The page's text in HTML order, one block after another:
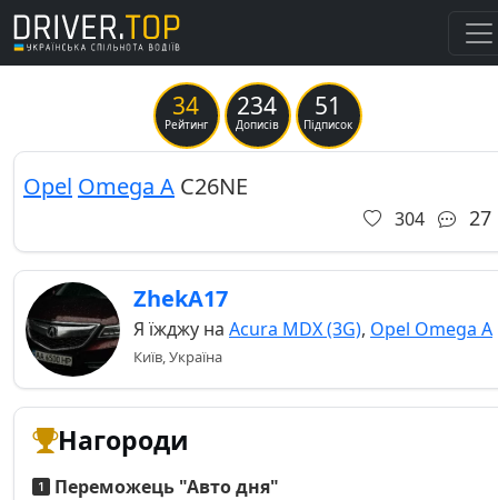
34
Рейтинг
234
Дописів
51
Підписок
Opel Omega A C26NE
304 27
ZhekA17
Я їжджу на Acura MDX (3G), Opel Omega A
Київ, Україна
Нагороди
Переможець "Авто дня"